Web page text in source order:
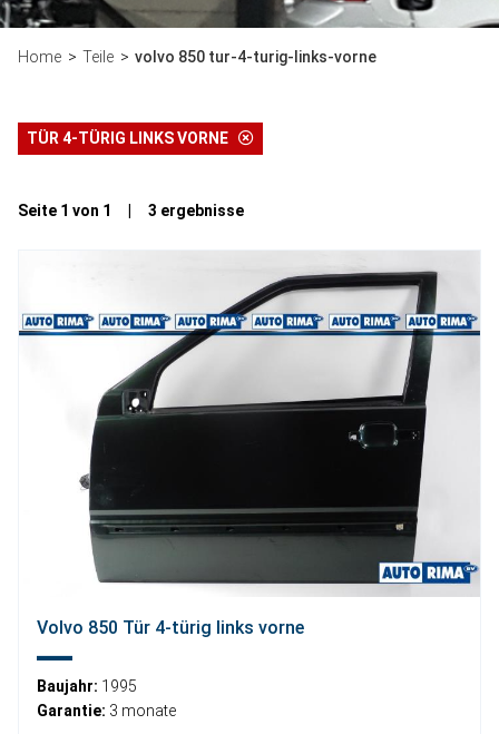
Home Teile volvo 850 tur-4-turig-links-vorne
TÜR 4-TÜRIG LINKS VORNE
Seite 1 von 1 | 3 ergebnisse
Volvo 850 Tür 4-türig links vorne
Baujahr: 1995
Garantie: 3 monate